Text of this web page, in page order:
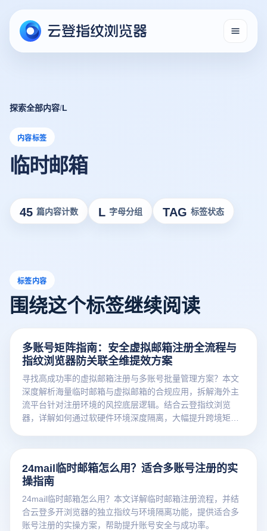
探索全部内容/L
内容标签
临时邮箱
45 篇内容计数 L 字母分组 TAG 标签状态
标签内容
围绕这个标签继续阅读
多账号矩阵指南：安全虚拟邮箱注册全流程与
指纹浏览器防关联全维提效方案
寻找高成功率的虚拟邮箱注册与多账号批量管理方案？本文
深度解析海量临时邮箱与虚拟邮箱的合规应用，拆解海外主
流平台针对注册环境的风控底层逻辑。结合云登指纹浏览
器，详解如何通过软硬件环境深度隔离，大幅提升跨境矩阵
24mail临时邮箱怎么用？适合多账号注册的实
操指南
24mail临时邮箱怎么用？本文详解临时邮箱注册流程，并结
合云登多开浏览器的独立指纹与环境隔离功能，提供适合多
账号注册的实操方案，帮助提升账号安全与成功率。